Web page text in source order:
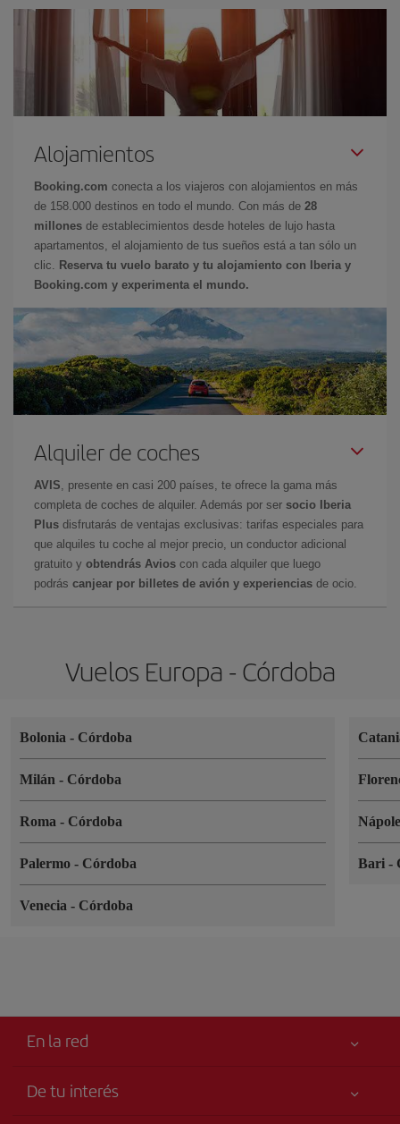
Alojamientos
Booking.com conecta a los viajeros con alojamientos en más
de 158.000 destinos en todo el mundo. Con más de 28
millones de establecimientos desde hoteles de lujo hasta
apartamentos, el alojamiento de tus sueños está a tan sólo un
clic.
Reserva tu vuelo barato y tu alojamiento con Iberia y
Booking.com y experimenta el mundo.
Alquiler de coches
AVIS , presente en casi 200 países, te ofrece la gama más
completa de coches de alquiler. Además por ser socio Iberia
Plus disfrutarás de ventajas exclusivas: tarifas especiales para
que alquiles tu coche al mejor precio, un conductor adicional
gratuito y obtendrás Avios con cada alquiler que luego
podrás canjear por billetes de avión y experiencias de ocio.
Vuelos Europa - Córdoba
Bolonia - Córdoba
Milán - Córdoba
Roma - Córdoba
Palermo - Córdoba
Venecia - Córdoba
Bari-
En la red
De tu interés